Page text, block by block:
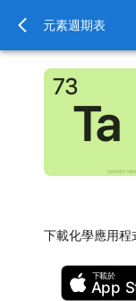
元素週期表
下載化學應用程
下載於
App